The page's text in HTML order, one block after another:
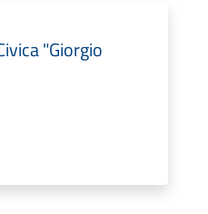
"Giorgio